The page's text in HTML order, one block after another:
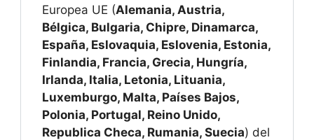
Europea UE (Alemania, Austria,
Bélgica, Bulgaria, Chipre, Dinamarca,
España, Eslovaquia, Eslovenia, Estonia,
Finlandia, Francia, Grecia, Hungría,
Irlanda, Italia, Letonia, Lituania,
Luxemburgo, Malta, Países Bajos,
Polonia, Portugal, Reino Unido,
Republica Checa, Rumania, Suecia) del